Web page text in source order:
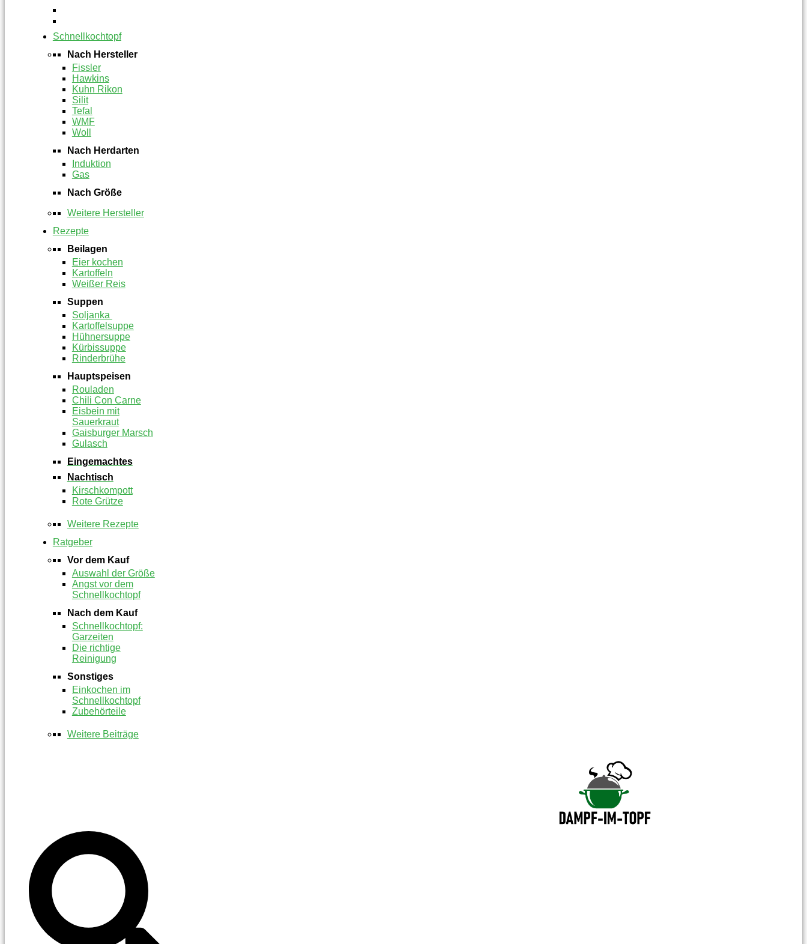
Schnellkochtopf
Nach Hersteller
Fissler
Hawkins
Kuhn Rikon
Silit
Tefal
WMF
Woll
Nach Herdarten
Induktion
Gas
Nach Größe
Weitere Hersteller
Rezepte
Beilagen
Eier kochen
Kartoffeln
Weißer Reis
Suppen
Soljanka
Kartoffelsuppe
Hühnersuppe
Kürbissuppe
Rinderbrühe
Hauptspeisen
Rouladen
Chili Con Carne
Eisbein mit
Sauerkraut
Gaisburger Marsch
Gulasch
Eingemachtes
Nachtisch
Kirschkompott
Rote Grütze
Weitere Rezepte
Ratgeber
Vor dem Kauf
Auswahl der Größe
Angst vor dem
Schnellkochtopf
Nach dem Kauf
Schnellkochtopf:
Garzeiten
Die richtige
Reinigung
Sonstiges
Einkochen im
Schnellkochtopf
Zubehörteile
Weitere Beiträge